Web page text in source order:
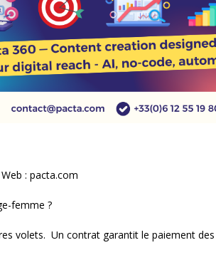
: pacta.com
femme ?
volets. Un contrat garantit le paiement